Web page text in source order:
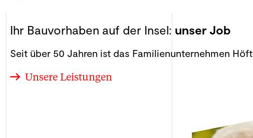
Ihr Bauvorhaben auf der Insel: unser Job
Seit über 50 Jahren ist das Familienunternehmen
Unsere Leistungen